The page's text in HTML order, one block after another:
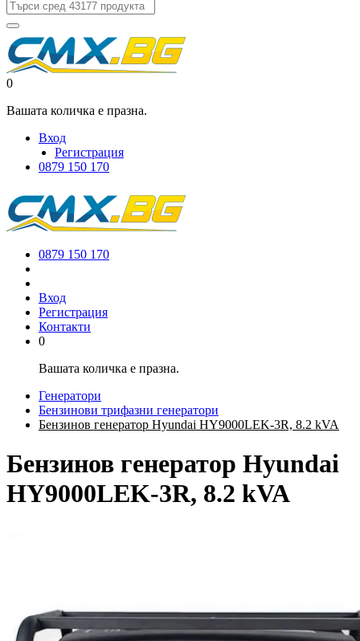
0
Вашата количка е празна.
Вход
Регистрация
0879 150 170
0879 150 170
Вход
Регистрация
Контакти
0
Вашата количка е празна.
Генератори
Бензинови трифазни генератори
Бензинов генератор Hyundai HY9000LEK-3R, 8.2 kVA
Бензинов генератор Hyundai
HY9000LEK-3R, 8.2 kVA